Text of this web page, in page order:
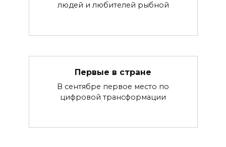
людей и любителей рыбной
Первые в стране
В сентябре первое место по
цифровой трансформации